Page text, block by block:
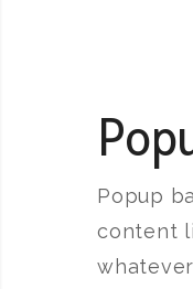
Popup
content